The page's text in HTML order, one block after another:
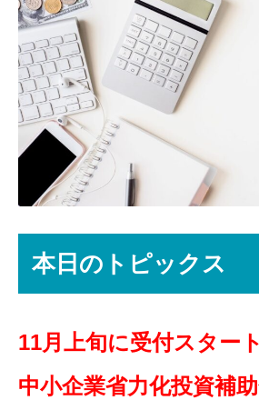
本日のトピックス
11月上旬に受付スター
中小企業省力化投資補助